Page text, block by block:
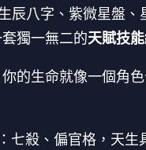
辰八字、紫微星盤、
獨一無二的天賦技
的生命就像一個角
：七殺、偏官格，天生